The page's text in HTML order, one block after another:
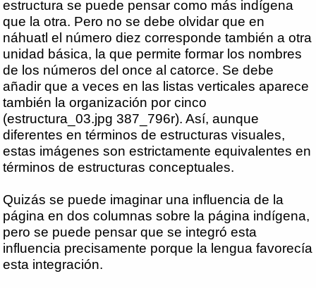
estructura se puede pensar como más indígena
que la otra. Pero no se debe olvidar que en
náhuatl el número diez corresponde también a otra
unidad básica, la que permite formar los nombres
de los números del once al catorce. Se debe
añadir que a veces en las listas verticales aparece
también la organización por cinco
(estructura_03.jpg 387_796r). Así, aunque
diferentes en términos de estructuras visuales,
estas imágenes son estrictamente equivalentes en
términos de estructuras conceptuales.
Quizás se puede imaginar una influencia de la
página en dos columnas sobre la página indígena,
pero se puede pensar que se integró esta
influencia precisamente porque la lengua favorecía
esta integración.